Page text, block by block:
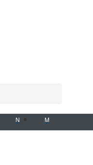
N M